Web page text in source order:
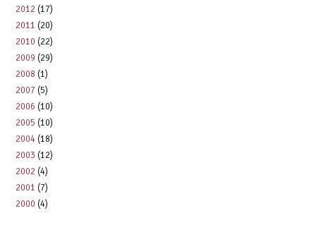
2012 (17)
2011 (20)
2010 (22)
2009 (29)
2008 (1)
2007 (5)
2006 (10)
2005 (10)
2004 (18)
2003 (12)
2002 (4)
2001 (7)
2000 (4)